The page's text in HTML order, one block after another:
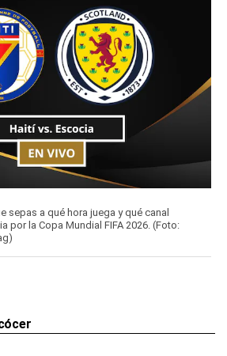
sepas a qué hora juega y qué canal
por la Copa Mundial FIFA 2026. (Foto: